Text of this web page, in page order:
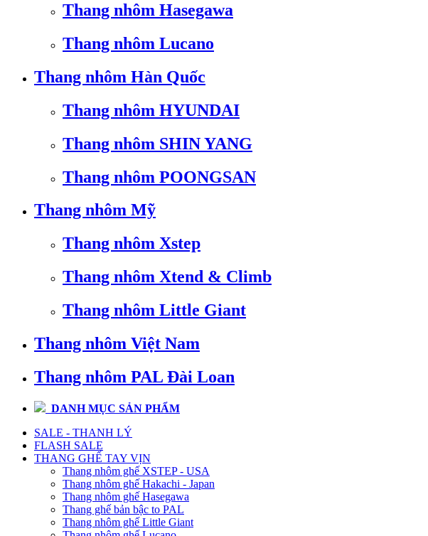
Thang nhôm Hasegawa
Thang nhôm Lucano
Thang nhôm Hàn Quốc
Thang nhôm HYUNDAI
Thang nhôm SHIN YANG
Thang nhôm POONGSAN
Thang nhôm Mỹ
Thang nhôm Xstep
Thang nhôm Xtend & Climb
Thang nhôm Little Giant
Thang nhôm Việt Nam
Thang nhôm PAL Đài Loan
DANH MỤC SẢN PHẨM
SALE - THANH LÝ
FLASH SALE
THANG GHẾ TAY VỊN
Thang nhôm ghế XSTEP - USA
Thang nhôm ghế Hakachi - Japan
Thang nhôm ghế Hasegawa
Thang ghế bản bậc to PAL
Thang nhôm ghế Little Giant